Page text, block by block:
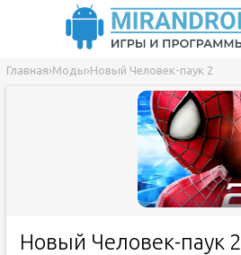
Главная›Моды›Новый Человек-паук 2
Новый Человек-паук 2